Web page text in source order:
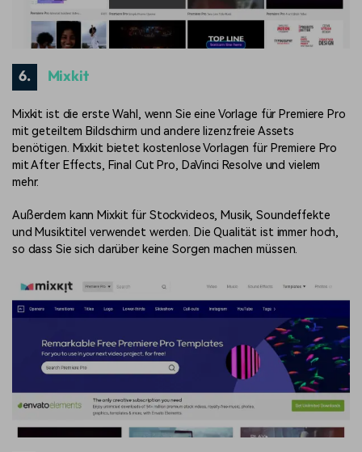
6. Mixkit
Mixkit ist die erste Wahl, wenn Sie eine Vorlage für Premiere Pro
mit geteiltem Bildschirm und andere lizenzfreie Assets
benötigen. Mixkit bietet kostenlose Vorlagen für Premiere Pro
mit After Effects, Final Cut Pro, DaVinci Resolve und vielem
mehr.
Außerdem kann Mixkit für Stockvideos, Musik, Soundeffekte
und Musiktitel verwendet werden. Die Qualität ist immer hoch,
so dass Sie sich darüber keine Sorgen machen müssen.